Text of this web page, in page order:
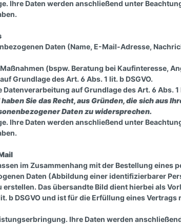
und
Ihre Daten werden anschließend unter
Daten (Name, E-Mail-Adresse,
(bspw. Beratung bei Kaufinteresse,
Grundlage des Art. 6 Abs. 1 lit. b DSGVO.
auf Grundlage des Art. 6 Abs.
haben Sie das Recht, aus Gründen, die sich aus
Daten zu widersprechen.
Ihre Daten werden anschließend unter
im Zusammenhang mit der Bestellung eines
Daten (Abbildung einer identifizierbarer
Das übersandte Bild dient hierbei als
b DSGVO und ist für die Erfüllung eines
Ihre Daten werden